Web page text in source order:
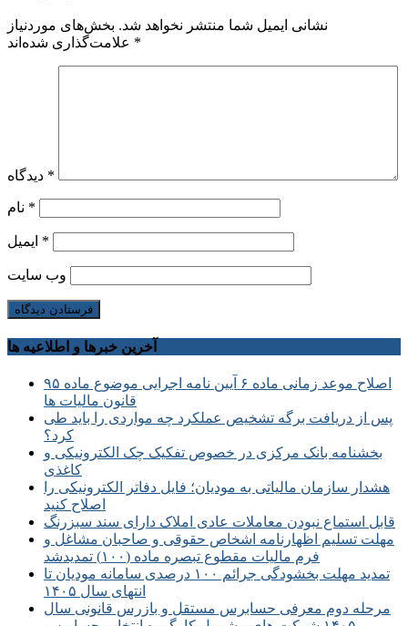
نشانی ایمیل شما منتشر نخواهد شد. بخش‌های موردنیاز
*
*
*
*
وب‌ سایت
آخرین خبرها و اطلاعیه ها
اصلاح موعد زمانی ماده ۶ آیین نامه اجرایی موضوع ماده ۹۵
قانون مالیات ها
پس از دریافت برگه تشخیص عملکرد چه مواردی را باید طی
کرد؟
بخشنامه بانک مرکزی در خصوص تفکیک چک الکترونیکی و
کاغذی
هشدار سازمان مالیاتی به مودیان؛ فایل دفاتر الکترونیکی را
اصلاح کنید
قابل استماع نبودن معاملات عادی املاک دارای سند سبزرنگ
مهلت تسلیم اظهارنامه اشخاص حقوقی و صاحبان مشاغل و
فرم مالیات مقطوع تبصره ماده (۱۰۰) تمدیدشد
تمدید مهلت بخشودگی جرائم ۱۰۰ درصدی سامانه مودیان تا
انتهای سال ۱۴۰۵
مرحله دوم معرفی حسابرس مستقل و بازرس قانونی سال